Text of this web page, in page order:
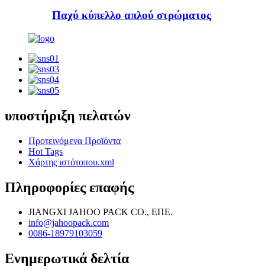
Παχύ κύπελλο απλού στρώματος
υποστήριξη πελατών
Προτεινόμενα Προϊόντα
Hot Tags
Χάρτης ιστότοπου.xml
Πληροφορίες επαφής
JIANGXI JAHOO PACK CO., ΕΠΕ.
info@jahoopack.com
0086-18979103059
Ενημερωτικά δελτία